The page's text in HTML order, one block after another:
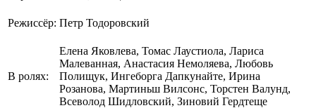
Режиссёр: Петр Тодоровский
В ролях:
Елена Яковлева, Томас Лаустиола, Лариса
Малеванная, Анастасия Немоляева, Любовь
Полищук, Ингеборга Дапкунайте, Ирина
Розанова, Мартиньш Вилсонс, Торстен Валунд,
Всеволод Шидловский, Зиновий Гердтеще